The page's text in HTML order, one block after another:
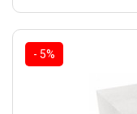
- 5%